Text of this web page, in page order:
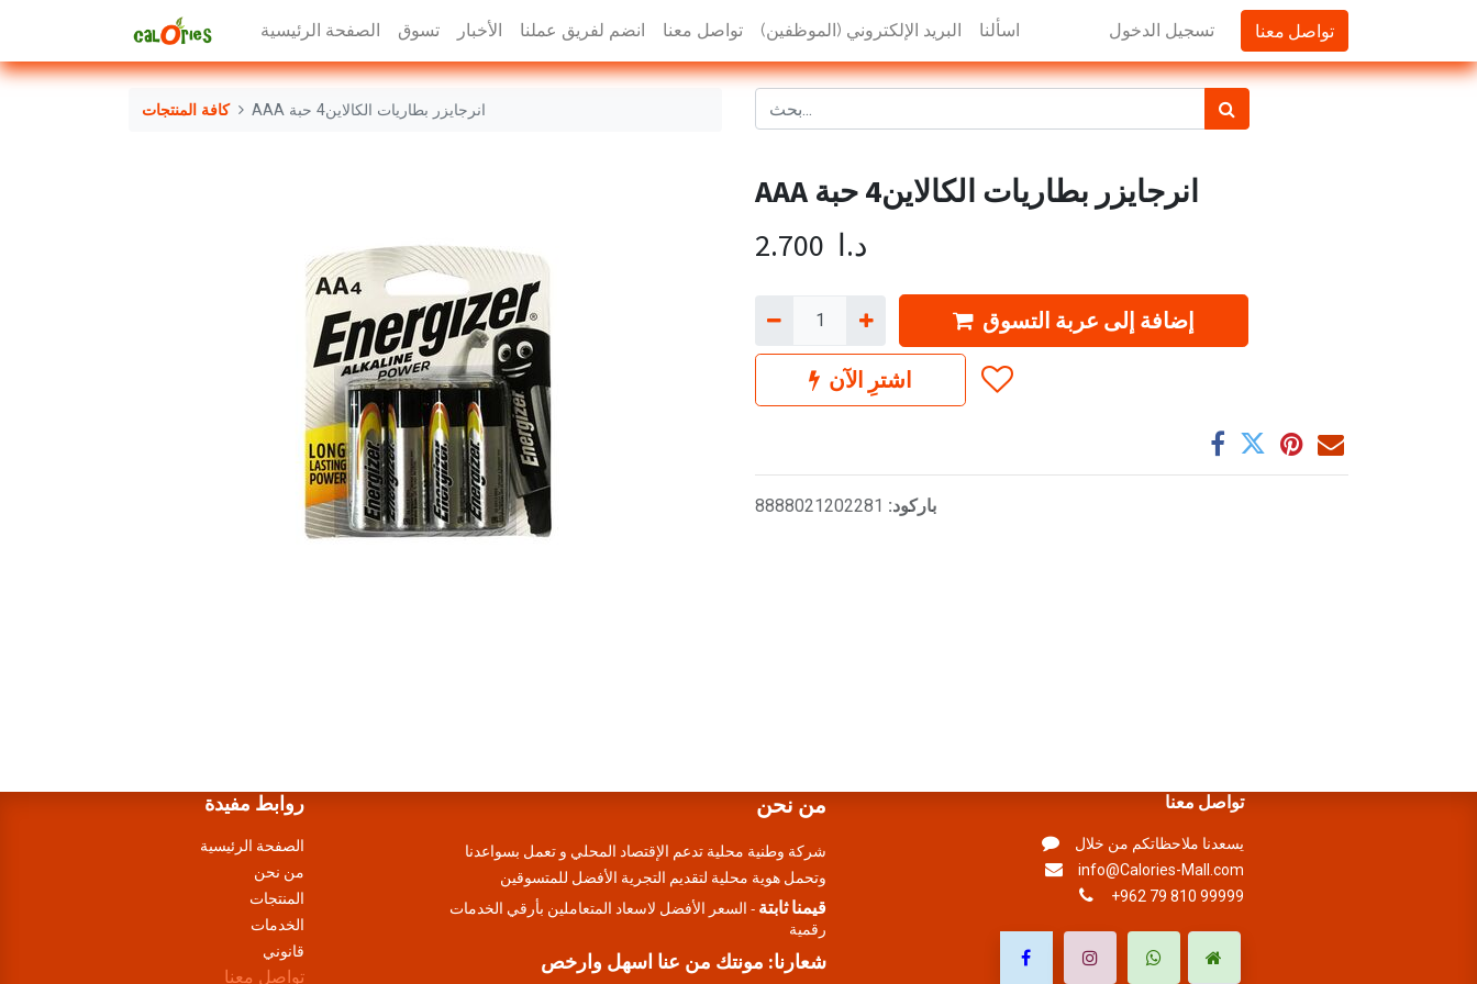
الصفحة الرئيسية تسوق الأخبار انضم لفريق عملنا تواصل معنا البريد الإلكتروني (الموظفين) اسألنا تسجيل الدخول تواصل معنا
كافة المنتجات AAA انرجايزر بطاريات الكالاين4 حبة
AAA انرجايزر بطاريات الكالاين4 حبة
2.700 د.ا
إضافة إلى عربة التسوق
اشترِ الآن
باركود: 8888021202281
روابط مفيدة
الصفحة الرئيسية
من نحن
المنتجات
الخدمات
قانوني
تواصل معنا
من نحن
شركة وطنية محلية تدعم الإقتصاد المحلي و تعمل بسواعدنا
وتحمل هوية محلية لتقديم التجرية الأفضل للمتسوقين
قيمنا ثابتة - السعر الأفضل لاسعاد المتعاملين بأرقي الخدمات
رقمية
شعارنا: مونتك من عنا اسهل وارخص
تواصل معنا
يسعدنا ملاحظاتكم من خلال
info@Calories-Mall.com
+962 79 810 99999